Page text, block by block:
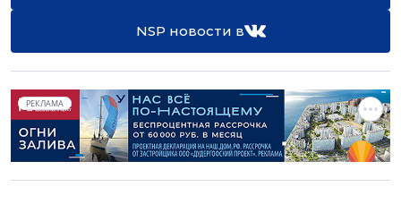
NSP новости в
РЕКЛАМА